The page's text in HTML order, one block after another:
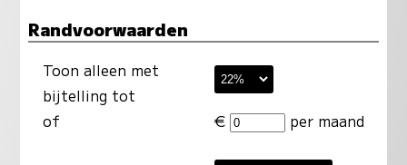
Randvoorwaarden
Toon alleen met
bijtelling tot
of
€ per maand